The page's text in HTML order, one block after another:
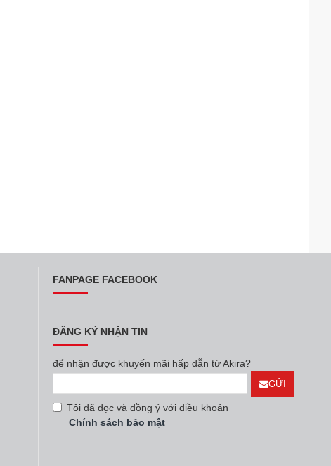
FANPAGE FACEBOOK
ĐĂNG KÝ NHẬN TIN
để nhận được khuyến mãi hấp dẫn từ Akira?
GỬI
Tôi đã đọc và đồng ý với điều khoản
Chính sách bảo mật